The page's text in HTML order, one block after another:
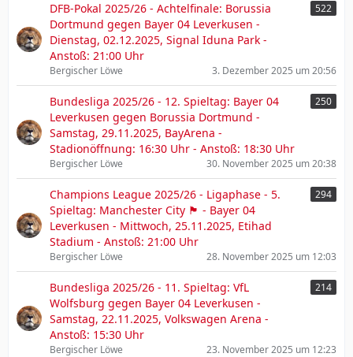
DFB-Pokal 2025/26 - Achtelfinale: Borussia
Dortmund gegen Bayer 04 Leverkusen -
Dienstag, 02.12.2025, Signal Iduna Park -
Anstoß: 21:00 Uhr
522
Bergischer Löwe 3. Dezember 2025 um 20:56
Bundesliga 2025/26 - 12. Spieltag: Bayer 04
Leverkusen gegen Borussia Dortmund -
Samstag, 29.11.2025, BayArena -
Stadionöffnung: 16:30 Uhr - Anstoß: 18:30 Uhr
250
Bergischer Löwe 30. November 2025 um 20:38
Champions League 2025/26 - Ligaphase - 5.
Spieltag: Manchester City 🏴󠁧󠁢󠁥󠁮󠁧󠁿 - Bayer 04
Leverkusen - Mittwoch, 25.11.2025, Etihad
Stadium - Anstoß: 21:00 Uhr
294
Bergischer Löwe 28. November 2025 um 12:03
Bundesliga 2025/26 - 11. Spieltag: VfL
Wolfsburg gegen Bayer 04 Leverkusen -
Samstag, 22.11.2025, Volkswagen Arena -
Anstoß: 15:30 Uhr
214
Bergischer Löwe 23. November 2025 um 12:23